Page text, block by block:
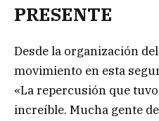
PRESENTE
Desde la organización
movimiento en esta
«La repercusión que
increíble. Mucha gente